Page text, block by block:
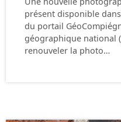
présent disponible
du portail
géographique national
renouveler la photo…